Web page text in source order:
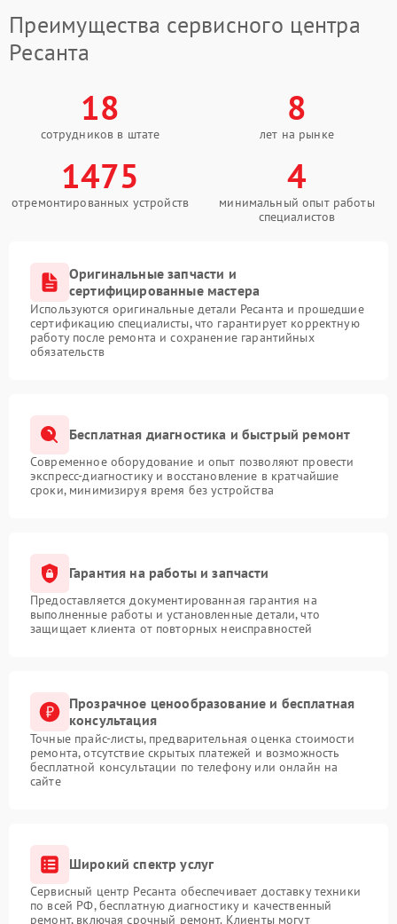
Преимущества сервисного центра
Ресанта
18
сотрудников в штате
8
лет на рынке
1475
отремонтированных устройств
4
минимальный опыт работы
специалистов
Оригинальные запчасти и
сертифицированные мастера
Используются оригинальные детали Ресанта и прошедшие
сертификацию специалисты, что гарантирует корректную
работу после ремонта и сохранение гарантийных
обязательств
Бесплатная диагностика и быстрый ремонт
Современное оборудование и опыт позволяют провести
экспресс-диагностику и восстановление в кратчайшие
сроки, минимизируя время без устройства
Гарантия на работы и запчасти
Предоставляется документированная гарантия на
выполненные работы и установленные детали, что
защищает клиента от повторных неисправностей
Прозрачное ценообразование и бесплатная
консультация
Точные прайс-листы, предварительная оценка стоимости
ремонта, отсутствие скрытых платежей и возможность
бесплатной консультации по телефону или онлайн на
сайте
Широкий спектр услуг
Сервисный центр Ресанта обеспечивает доставку техники
по всей РФ, бесплатную диагностику и качественный
ремонт, включая срочный ремонт. Клиенты могут